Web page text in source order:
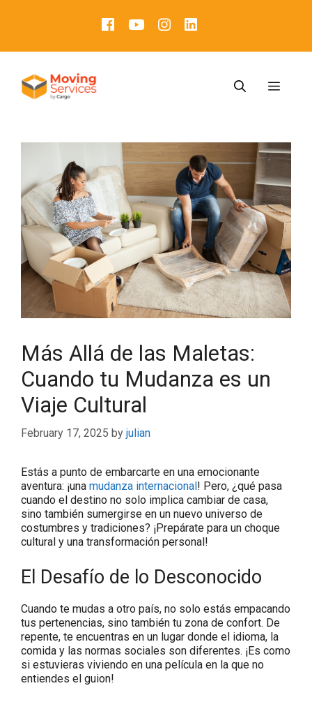
Más Allá de las Maletas:
Cuando tu Mudanza es un
Viaje Cultural
February 17, 2025 by julian
Estás a punto de embarcarte en una emocionante
aventura: ¡una mudanza internacional! Pero, ¿qué pasa
cuando el destino no solo implica cambiar de casa,
sino también sumergirse en un nuevo universo de
costumbres y tradiciones? ¡Prepárate para un choque
cultural y una transformación personal!
El Desafío de lo Desconocido
Cuando te mudas a otro país, no solo estás empacando
tus pertenencias, sino también tu zona de confort. De
repente, te encuentras en un lugar donde el idioma, la
comida y las normas sociales son diferentes. ¡Es como
si estuvieras viviendo en una película en la que no
entiendes el guion!